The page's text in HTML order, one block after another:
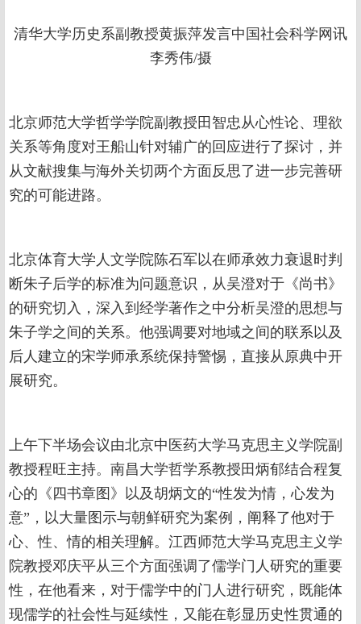
清华大学历史系副教授黄振萍发言中国社会科学网讯
李秀伟/摄
北京师范大学哲学学院副教授田智忠从心性论、理欲
关系等角度对王船山针对辅广的回应进行了探讨，并
从文献搜集与海外关切两个方面反思了进一步完善研
究的可能进路。
北京体育大学人文学院陈石军以在师承效力衰退时判
断朱子后学的标准为问题意识，从吴澄对于《尚书》
的研究切入，深入到经学著作之中分析吴澄的思想与
朱子学之间的关系。他强调要对地域之间的联系以及
后人建立的宋学师承系统保持警惕，直接从原典中开
展研究。
上午下半场会议由北京中医药大学马克思主义学院副
教授程旺主持。南昌大学哲学系教授田炳郁结合程复
心的《四书章图》以及胡炳文的“性发为情，心发为
意”，以大量图示与朝鲜研究为案例，阐释了他对于
心、性、情的相关理解。江西师范大学马克思主义学
院教授邓庆平从三个方面强调了儒学门人研究的重要
性，在他看来，对于儒学中的门人进行研究，既能体
现儒学的社会性与延续性，又能在彰显历史性贯通的